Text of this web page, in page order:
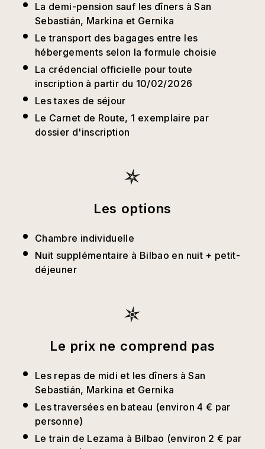
La demi-pension sauf les dîners à San
Sebastián, Markina et Gernika
Le transport des bagages entre les
hébergements selon la formule choisie
La crédencial officielle pour toute
inscription à partir du 10/02/2026
Les taxes de séjour
Le Carnet de Route, 1 exemplaire par
dossier d'inscription
Les options
Chambre individuelle
Nuit supplémentaire à Bilbao en nuit + petit-
déjeuner
Le prix ne comprend pas
Les repas de midi et les dîners à San
Sebastián, Markina et Gernika
Les traversées en bateau (environ 4 € par
personne)
Le train de Lezama à Bilbao (environ 2 € par